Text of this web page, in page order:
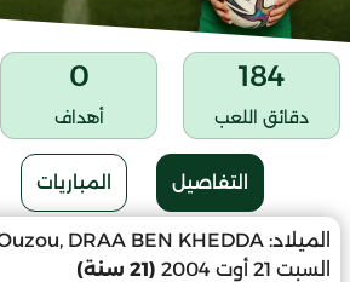
184
دقائق اللعب
0
أهداف
التفاصيل المباريات
الميلاد: DRAA BEN KHEDDA
السبت 21 أوت 2004
(21 سنة)